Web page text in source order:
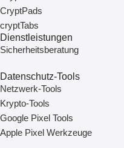
CryptPads
cryptTabs
Dienstleistungen
Sicherheitsberatung
Datenschutz-Tools
Netzwerk-Tools
Krypto-Tools
Google Pixel Tools
Apple Pixel Werkzeuge